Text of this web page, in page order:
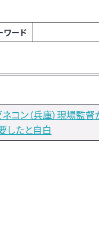
ワード
コン（兵庫）現場監督
したと自白